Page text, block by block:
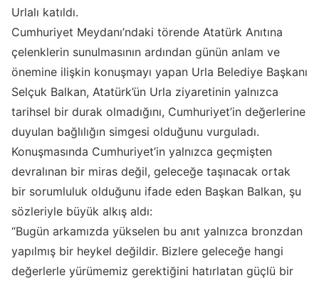
Urlalı katıldı.
Cumhuriyet Meydanı’ndaki törende Atatürk Anıtına
çelenklerin sunulmasının ardından günün anlam ve
önemine ilişkin konuşmayı yapan Urla Belediye Başkanı
Selçuk Balkan, Atatürk’ün Urla ziyaretinin yalnızca
tarihsel bir durak olmadığını, Cumhuriyet’in değerlerine
duyulan bağlılığın simgesi olduğunu vurguladı.
Konuşmasında Cumhuriyet’in yalnızca geçmişten
devralınan bir miras değil, geleceğe taşınacak ortak
bir sorumluluk olduğunu ifade eden Başkan Balkan, şu
sözleriyle büyük alkış aldı:
“Bugün arkamızda yükselen bu anıt yalnızca bronzdan
yapılmış bir heykel değildir. Bizlere geleceğe hangi
değerlerle yürümemiz gerektiğini hatırlatan güçlü bir